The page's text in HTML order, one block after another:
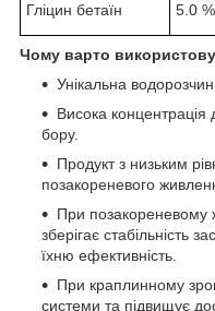
Гліцин бетаїн 5.0 %
Чому варто
Унікальна
Висока концентрація
бору.
Продукт з низьким
позакореневого
При позакореневому
зберігає стабільність
їхню ефективність.
При краплинному
системи та підвищує